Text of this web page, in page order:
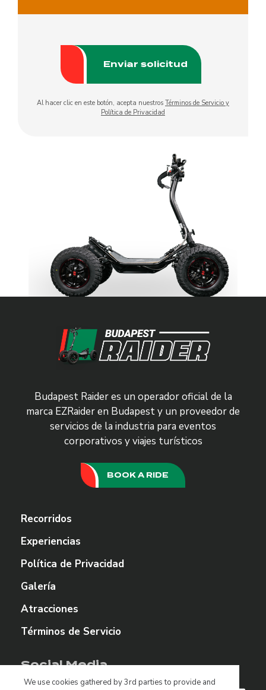
We use cookies gathered by 3rd parties to provide and
Al hacer clic en este botón, acepta nuestros Términos de Servicio y
Política de Privacidad
Budapest Raider es un operador oficial de la
marca EZRaider en Budapest y un proveedor de
servicios de la industria para eventos
corporativos y viajes turísticos
BOOK A RIDE
Recorridos
Experiencias
Política de Privacidad
Galería
Atracciones
Términos de Servicio
Social Media